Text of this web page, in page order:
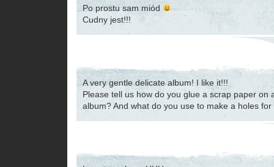
Po prostu sam miód
Cudny jest!!!
A very gentle delicate album! I like it!!!
Please tell us how do you glue a scrap paper on
album? And what do you use to make a holes